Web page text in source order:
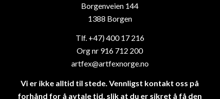
Borgenveien 144
1388 Borgen
Tlf. +47) 400 17 216
Org nr 916 712 200
artfex@artfexnorge.no
Vi er ikke alltid til stede. Vennligst kontakt oss på
forhånd for å avtale tid, slik at du er sikret å få den